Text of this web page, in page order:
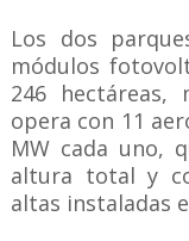
Los dos
módulos
246 hectáreas,
opera con 11
MW cada uno,
altura total y
altas instaladas